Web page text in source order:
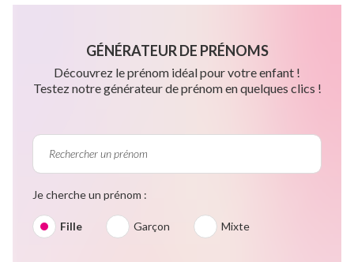
GÉNÉRATEUR DE PRÉNOMS
Découvrez le prénom idéal pour votre enfant !
Testez notre générateur de prénom en quelques clics !
Je cherche un prénom :
Fille Garçon Mixte